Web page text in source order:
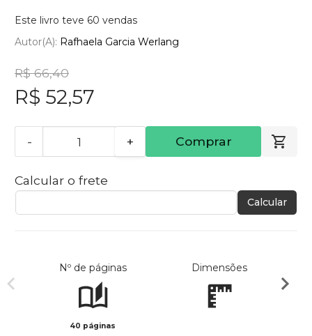
Este livro teve 60 vendas
Autor(a): Rafhaela Garcia Werlang
R$ 66,40
R$ 52,57
- + Comprar
Calcular o frete
Calcular
Nº de páginas
40 páginas
Dimensões